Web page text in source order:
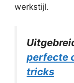
werkstijl.
perfecte
tricks